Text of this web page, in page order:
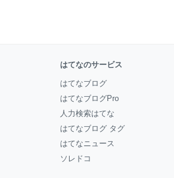
はてなのサービス
はてなブログ
はてなブログPro
人力検索はてな
はてなブログ タグ
はてなニュース
ソレドコ